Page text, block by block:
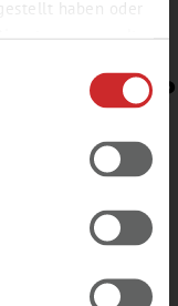
haben oder
gesammelt
E-NEWS ?
zu